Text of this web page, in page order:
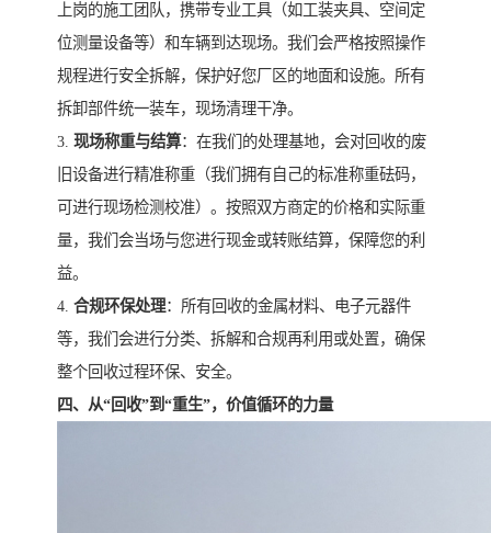
上岗的施工团队，携带专业工具（如工装夹具、空间定
位测量设备等）和车辆到达现场。我们会严格按照操作
规程进行安全拆解，保护好您厂区的地面和设施。所有
拆卸部件统一装车，现场清理干净。
3. 现场称重与结算：在我们的处理基地，会对回收的废
旧设备进行精准称重（我们拥有自己的标准称重砝码，
可进行现场检测校准）。按照双方商定的价格和实际重
量，我们会当场与您进行现金或转账结算，保障您的利
益。
4. 合规环保处理：所有回收的金属材料、电子元器件
等，我们会进行分类、拆解和合规再利用或处置，确保
整个回收过程环保、安全。
四、从“回收”到“重生”，价值循环的力量